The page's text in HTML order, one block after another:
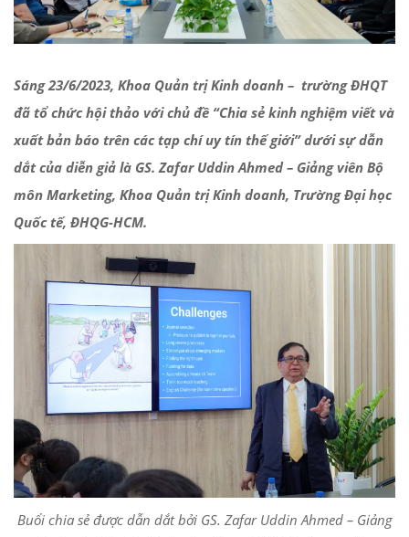
Sáng 23/6/2023, Khoa Quản trị Kinh doanh – trường ĐHQT
đã tổ chức hội thảo với chủ đề “Chia sẻ kinh nghiệm viết và
xuất bản báo trên các tạp chí uy tín thế giới” dưới sự dẫn
dắt của diễn giả là GS. Zafar Uddin Ahmed – Giảng viên Bộ
môn Marketing, Khoa Quản trị Kinh doanh, Trường Đại học
Quốc tế, ĐHQG-HCM.
Buổi chia sẻ được dẫn dắt bởi GS. Zafar Uddin Ahmed – Giảng